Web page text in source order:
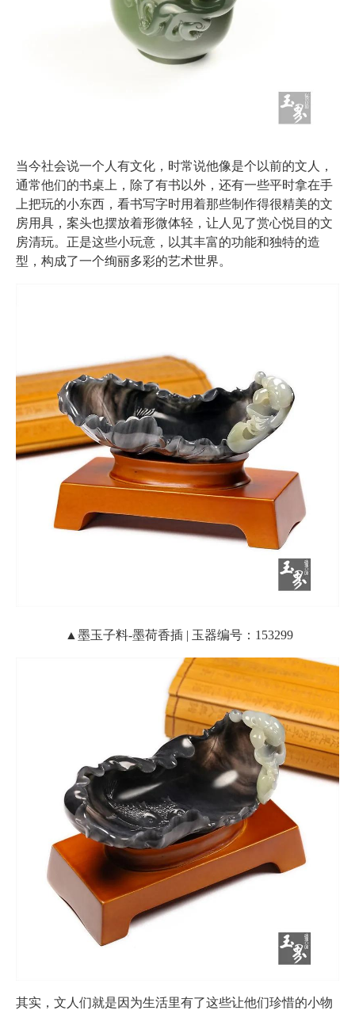
当今社会说一个人有文化，时常说他像是个以前的文人，
通常他们的书桌上，除了有书以外，还有一些平时拿在手
上把玩的小东西，看书写字时用着那些制作得很精美的文
房用具，案头也摆放着形微体轻，让人见了赏心悦目的文
房清玩。正是这些小玩意，以其丰富的功能和独特的造
型，构成了一个绚丽多彩的艺术世界。
▲墨玉子料-墨荷香插 | 玉器编号：153299
其实，文人们就是因为生活里有了这些让他们珍惜的小物